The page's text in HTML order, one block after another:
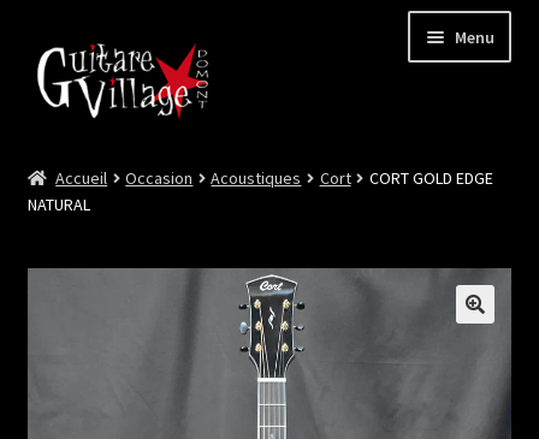
Menu
Neuf
le
menu
enfant
Accueil Occasion Acoustiques Cort
CORT GOLD EDGE
NATURAL